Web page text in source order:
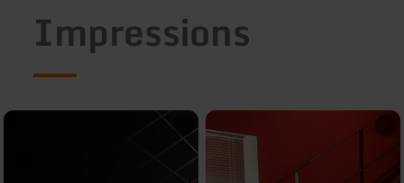
Impressions